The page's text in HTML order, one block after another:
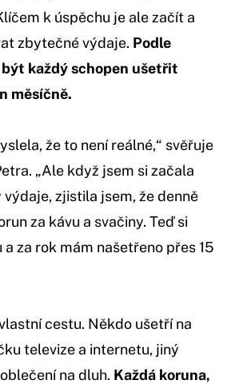
k úspěchu je ale začít a
zbytečné výdaje. Podle
každý schopen ušetřit
měsíčně.
že to není reálné,“ svěřuje
„Ale když jsem si začala
zjistila jsem, že denně
za kávu a svačiny. Teď si
za rok mám našetřeno přes 15
cestu. Někdo ušetří na
televize a internetu, jiný
na dluh. Každá koruna,